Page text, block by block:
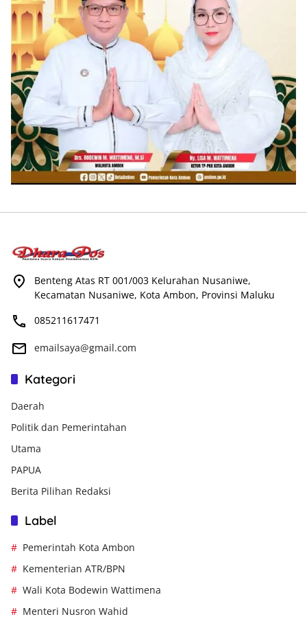
Benteng Atas RT 001/003 Kelurahan Nusaniwe,
Kecamatan Nusaniwe, Kota Ambon, Provinsi Maluku
085211617471
emailsaya@gmail.com
Kategori
Daerah
Politik dan Pemerintahan
Utama
PAPUA
Berita Pilihan Redaksi
Label
Pemerintah Kota Ambon
Kementerian ATR/BPN
Wali Kota Bodewin Wattimena
Menteri Nusron Wahid